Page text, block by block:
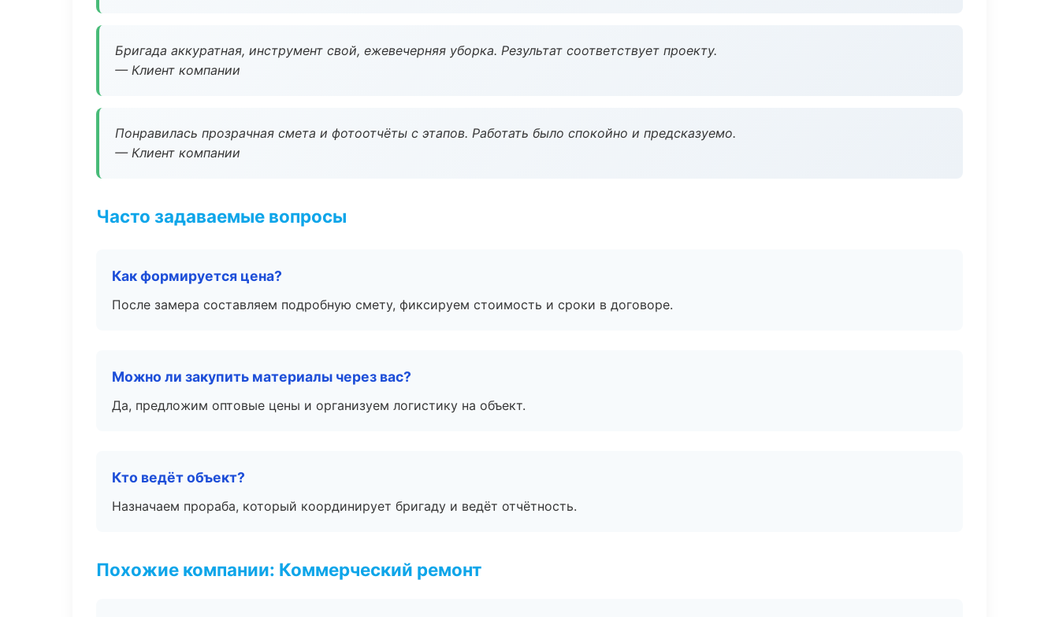
Бригада аккуратная, инструмент свой, ежевечерняя уборка. Результат соответствует проекту.
— Клиент компании
Понравилась прозрачная смета и фотоотчёты с этапов. Работать было спокойно и предсказуемо.
— Клиент компании
Часто задаваемые вопросы
Как формируется цена?
После замера составляем подробную смету, фиксируем стоимость и сроки в договоре.
Можно ли закупить материалы через вас?
Да, предложим оптовые цены и организуем логистику на объект.
Кто ведёт объект?
Назначаем прораба, который координирует бригаду и ведёт отчётность.
Похожие компании: Коммерческий ремонт